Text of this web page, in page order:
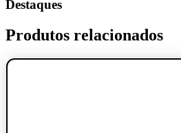
Destaques
Produtos relacionados